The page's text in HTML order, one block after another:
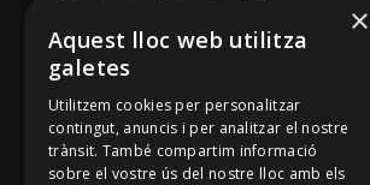
Cançoner
Tradicionari
Arxiu Oral
Contacte
×
Aquest lloc web utilitza
galetes
Utilitzem cookies per personalitzar
contingut, anuncis i per analitzar el nostre
trànsit. També compartim informació
sobre el vostre ús del nostre lloc amb els